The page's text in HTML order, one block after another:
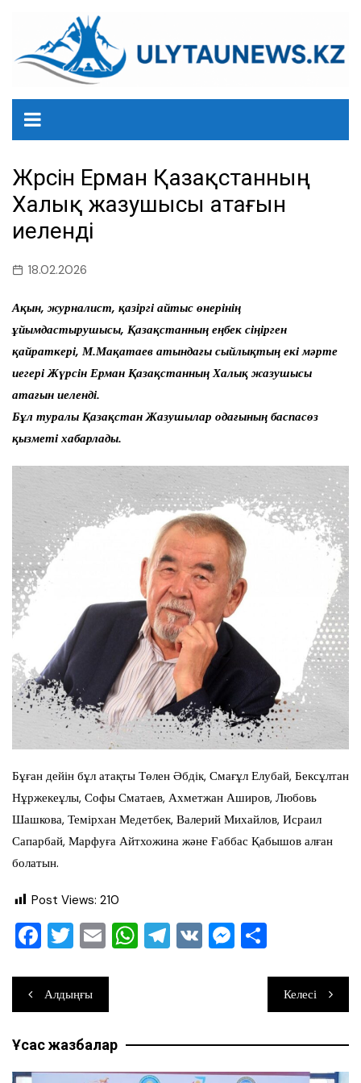
содержанию
Жүрсін Ерман Қазақстанның
Халық жазушысы атағын
иеленді
18.02.2026
Ақын, журналист, қазіргі айтыс өнерінің
ұйымдастырушысы, Қазақстанның еңбек сіңірген
қайраткері, М.Мақатаев атындағы сыйлықтың екі мәрте
иегері Жүрсін Ерман Қазақстанның Халық жазушысы
атағын иеленді.
Бұл туралы Қазақстан Жазушылар одағының баспасөз
қызметі хабарлады.
Бұған дейін бұл атақты Төлен Әбдік, Смағұл Елубай, Бексұлтан
Нұржекеұлы, Софы Сматаев, Ахметжан Аширов, Любовь
Шашкова, Темірхан Медетбек, Валерий Михайлов, Исраил
Сапарбай, Марфуға Айтхожина және Ғаббас Қабышов алған
болатын.
Post Views: 210
F
c
e
b
o
T
tt
er
E
ai
l
W
A
p
T
a
m
V M
n
g
ра
ви
ть
Навигация
по
записям
Алдыңғы Келесі
Ұқсас жазбалар